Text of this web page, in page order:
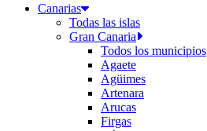
Canarias
Todas las islas
Gran Canaria
Todos los municipios
Agaete
Agüimes
Artenara
Arucas
Firgas